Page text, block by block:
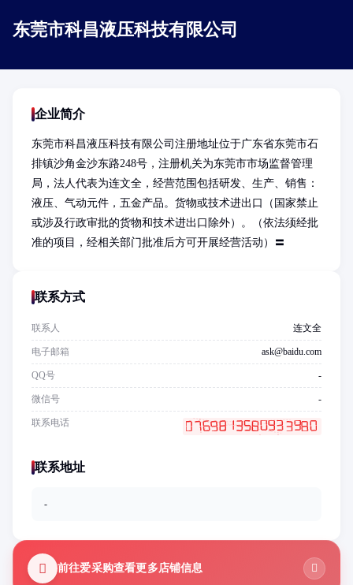
东莞市科昌液压科技有限公司
企业简介
东莞市科昌液压科技有限公司注册地址位于广东省东莞市石
排镇沙角金沙东路248号，注册机关为东莞市市场监督管理
局，法人代表为连文全，经营范围包括研发、生产、销售：
液压、气动元件，五金产品。货物或技术进出口（国家禁止
或涉及行政审批的货物和技术进出口除外）。（依法须经批
准的项目，经相关部门批准后方可开展经营活动）〓
联系方式
联系人 连文全
电子邮箱 ask@baidu.com
QQ号 -
微信号 -
联系电话
联系地址
-
前往爱采购查看更多店铺信息